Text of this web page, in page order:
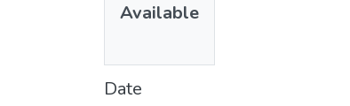
Available
Date